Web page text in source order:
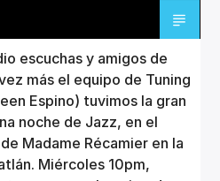
escuchas y amigos de
más el equipo de Tuning
Espino) tuvimos la gran
noche de Jazz, en el
Madame Récamier en la
Miércoles 10pm,